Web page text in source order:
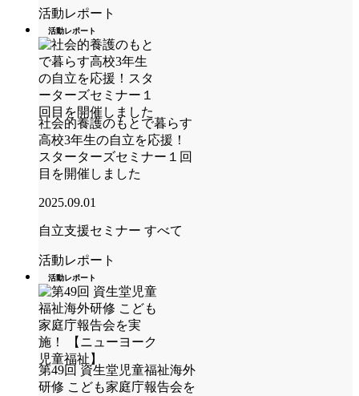
活動レポート
活動レポート
社会的養護のもとで暮らす
高校3年生の自立を応援！
スターターズセミナー１回
目を開催しました
2025.09.01
自立支援セミナー すべて
活動レポート
活動レポート
第49回 資生堂児童福祉海外
研修 こども家庭庁報告会を